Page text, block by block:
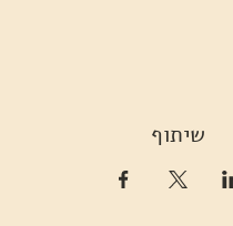
שיתוף